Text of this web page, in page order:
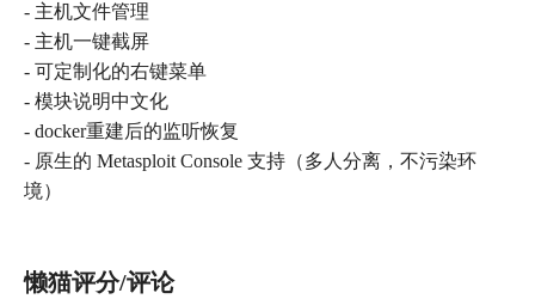
- 主机文件管理
- 主机一键截屏
- 可定制化的右键菜单
- 模块说明中文化
- docker重建后的监听恢复
- 原生的 Metasploit Console 支持（多人分离，不污染环
境）
懒猫评分/评论